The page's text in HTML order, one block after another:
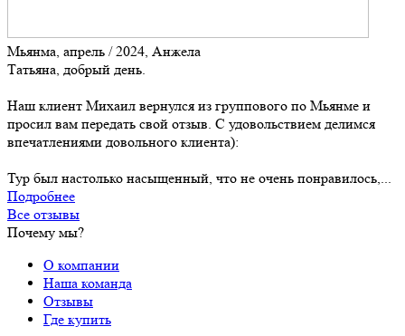
Мьянма, апрель / 2024, Анжела
Татьяна, добрый день.
Наш клиент Михаил вернулся из группового по Мьянме и
просил вам передать свой отзыв. С удовольствием делимся
впечатлениями довольного клиента):
Тур был настолько насыщенный, что не очень понравилось,...
Подробнее
Все отзывы
Почему мы?
О компании
Наша команда
Отзывы
Где купить